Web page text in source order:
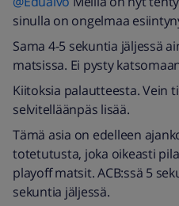
sinulla on ongelmaa
Sama 4-5 sekuntia jäljessä
matsissa. Ei pysty
Kiitoksia palautteesta. Vein
selvitelläänpäs lisää.
Tämä asia on edelleen
totetutusta, joka oikeasti
playoff matsit. ACB:ssä 5
sekuntia jäljessä.